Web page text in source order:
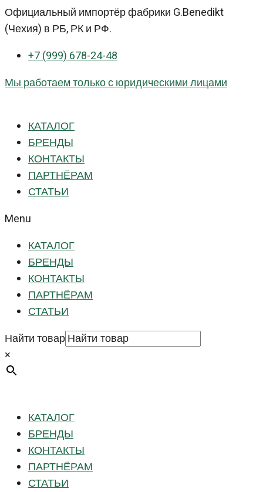
Перейти
к
Официальный импортёр фабрики G.Benedikt
(Чехия) в РБ, РК и РФ.
+7 (999) 678-24-48
Мы работаем только с юридическими лицами
КАТАЛОГ
БРЕНДЫ
КОНТАКТЫ
ПАРТНЁРАМ
СТАТЬИ
Menu
КАТАЛОГ
БРЕНДЫ
КОНТАКТЫ
ПАРТНЁРАМ
СТАТЬИ
Найти товар
×
КАТАЛОГ
БРЕНДЫ
КОНТАКТЫ
ПАРТНЁРАМ
СТАТЬИ